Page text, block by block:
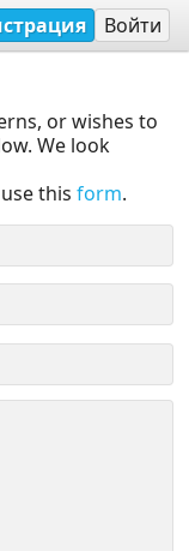
Войти
or wishes to
We look
this form.